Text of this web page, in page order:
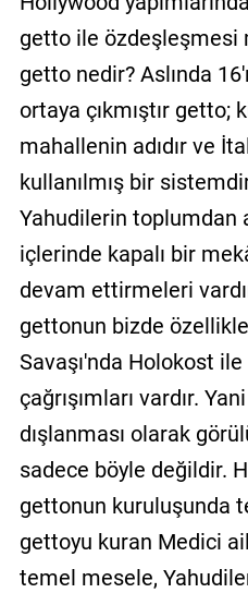
getto ile özdeşleşmesi
getto nedir? Aslında
ortaya çıkmıştır getto;
mahallenin adıdır ve
kullanılmış bir
Yahudilerin toplumdan
içlerinde kapalı bir
devam ettirmeleri
gettonun bizde
Savaşı'nda Holokost
çağrışımları vardır.
dışlanması olarak
sadece böyle değildir.
gettonun kuruluşunda
gettoyu kuran Medici
temel mesele,